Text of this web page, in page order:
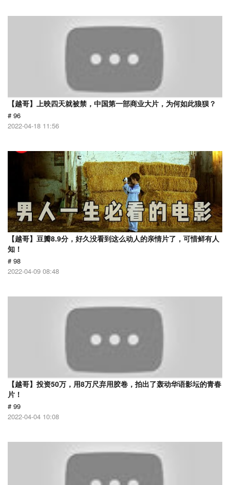
【越哥】上映四天就被禁，中国第一部商业大片，为何如此狼狈？
# 96
2022-04-18 11:56
【越哥】豆瓣8.9分，好久没看到这么动人的亲情片了，可惜鲜有人
知！
# 98
2022-04-09 08:48
【越哥】投资50万，用8万尺弃用胶卷，拍出了轰动华语影坛的青春
片！
# 99
2022-04-04 10:08